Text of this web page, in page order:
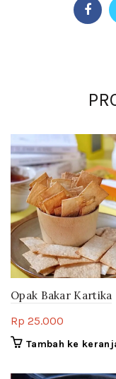
Opak Bakar Kartika
Rp 25.000
Tambah ke